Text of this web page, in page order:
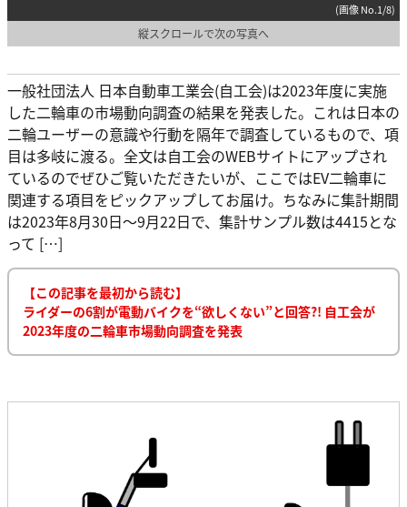
(画像 No.1/8)
縦スクロールで次の写真へ
一般社団法人 日本自動車工業会(自工会)は2023年度に実施
した二輪車の市場動向調査の結果を発表した。これは日本の
二輪ユーザーの意識や行動を隔年で調査しているもので、項
目は多岐に渡る。全文は自工会のWEBサイトにアップされ
ているのでぜひご覧いただきたいが、ここではEV二輪車に
関連する項目をピックアップしてお届け。ちなみに集計期間
は2023年8月30日〜9月22日で、集計サンプル数は4415とな
って […]
【この記事を最初から読む】
ライダーの6割が電動バイクを“欲しくない”と回答?! 自工会が
2023年度の二輪車市場動向調査を発表